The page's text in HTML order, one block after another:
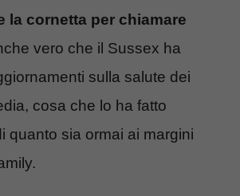
la cornetta per chiamare
vero che il Sussex ha
sulla salute dei
cosa che lo ha fatto
quanto sia ormai ai margini